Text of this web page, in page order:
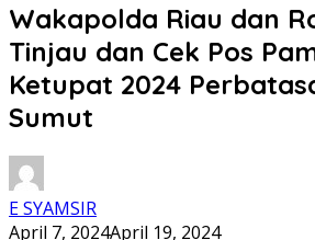
Wakapolda Riau dan
Tinjau dan Cek Pos
Ketupat 2024
Sumut
E SYAMSIR
April 7, 2024April 19, 2024